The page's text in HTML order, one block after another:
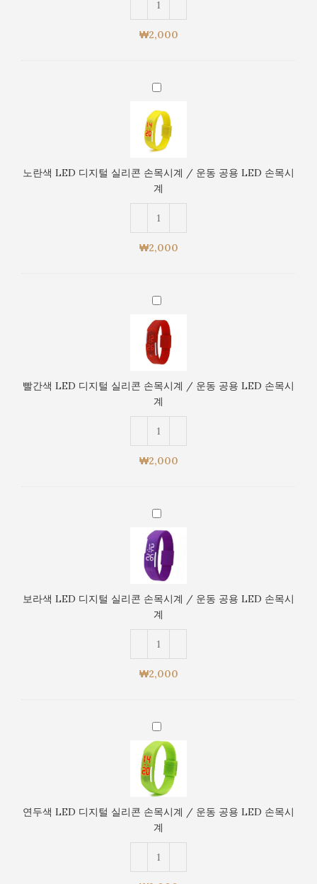
LED
손
목
손
목
/
동
공
용
LED
손
시
계
₩2,000
노
색
LED
디
털
실
손
목
/
운
동
공
용
LED
손
시
계
노란색 LED 디지털 실리콘 손목시계 / 운동 공용 LED 손목시
계
₩2,000
빨
색
LED
디
털
실
손
목
/
운
동
공
용
LED
손
시
계
빨간색 LED 디지털 실리콘 손목시계 / 운동 공용 LED 손목시
계
₩2,000
보
라
색
LED
디
털
실
손
목
/
운
동
공
용
LED
손
시
계
보라색 LED 디지털 실리콘 손목시계 / 운동 공용 LED 손목시
계
₩2,000
연
두
색
LED
디
털
실
손
연두색 LED 디지털 실리콘 손목시계 / 운동 공용 LED 손목시
계